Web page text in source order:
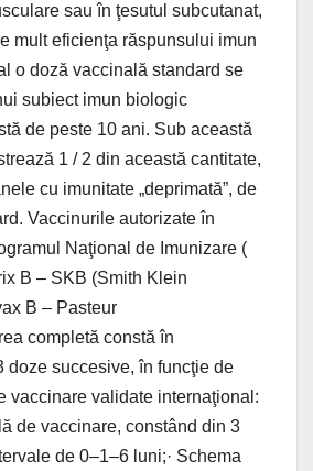
sau în ţesutul subcutanat,
mult eficienţa răspunsului imun
o doză vaccinală standard se
subiect imun biologic
de peste 10 ani. Sub această
1 / 2 din această cantitate,
cu imunitate „deprimată”, de
Vaccinurile autorizate în
Naţional de Imunizare (
B – SKB (Smith Klein
B – Pasteur
completă constă în
doze succesive, în funcţie de
vaccinare validate internaţional:
de vaccinare, constând din 3
de 0–1–6 luni;· Schema